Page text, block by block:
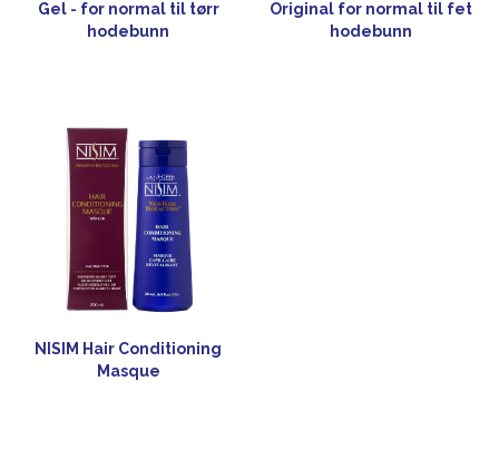
Gel - for normal til tørr
hodebunn
Original for normal til fet
hodebunn
NISIM Hair Conditioning
Masque